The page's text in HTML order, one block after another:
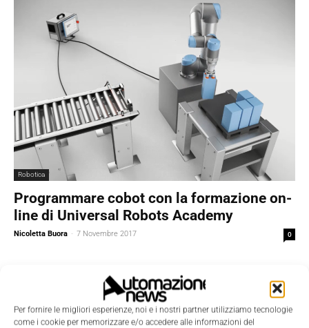
Per fornire le migliori esperienze, noi e i nostri partner utilizziamo tecnologie
come i cookie per memorizzare e/o accedere alle informazioni del
Robotica
Programmare cobot con la formazione on-
line di Universal Robots Academy
Nicoletta Buora - 7 Novembre 2017 0